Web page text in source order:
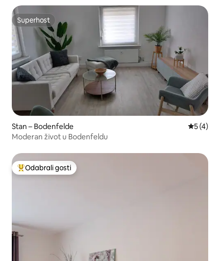
Superhost
Superhost
Stan – Bodenfelde
5 (4)
Moderan život u Bodenfeldu
Među najviše rangiranima s oznakom „Odabrali gosti”
Odabrali gosti